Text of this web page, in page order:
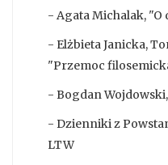
- Agata Michalak,
- Elżbieta Janicka,
"Przemoc
- Bogdan
- Dzienniki z
LTW